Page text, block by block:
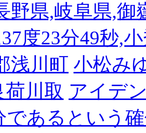
野県,岐阜県,御
度23分49秒,
浅川町 小松み
川取 アイデ
であるという